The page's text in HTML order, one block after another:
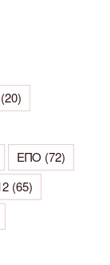
(20)
ΕΠΟ (72)
(65)